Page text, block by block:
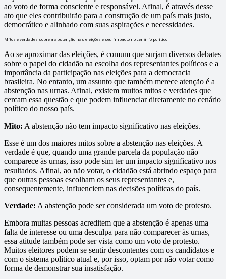
ao voto de forma consciente e responsável. Afinal, é através desse
ato que eles contribuirão para a construção de um país mais justo,
democrático e alinhado com suas aspirações e necessidades.
Mitos e verdades sobre a abstenção nas eleições e seu impacto no cenário político
Ao se aproximar das eleições, é comum que surjam diversos debates
sobre o papel do cidadão na escolha dos representantes políticos e a
importância da participação nas eleições para a democracia
brasileira. No entanto, um assunto que também merece atenção é a
abstenção nas urnas. Afinal, existem muitos mitos e verdades que
cercam essa questão e que podem influenciar diretamente no cenário
político do nosso país.
Mito: A abstenção não tem impacto significativo nas eleições.
Esse é um dos maiores mitos sobre a abstenção nas eleições. A
verdade é que, quando uma grande parcela da população não
comparece às urnas, isso pode sim ter um impacto significativo nos
resultados. Afinal, ao não votar, o cidadão está abrindo espaço para
que outras pessoas escolham os seus representantes e,
consequentemente, influenciem nas decisões políticas do país.
Verdade: A abstenção pode ser considerada um voto de protesto.
Embora muitas pessoas acreditem que a abstenção é apenas uma
falta de interesse ou uma desculpa para não comparecer às urnas,
essa atitude também pode ser vista como um voto de protesto.
Muitos eleitores podem se sentir descontentes com os candidatos e
com o sistema político atual e, por isso, optam por não votar como
forma de demonstrar sua insatisfação.